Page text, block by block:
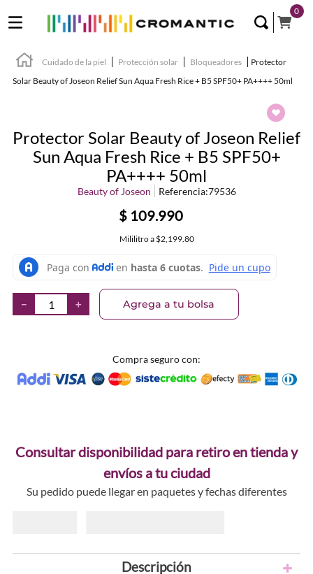
0
Cuidado de la piel Protección solar Bloqueadores
Protector
Solar Beauty of Joseon Relief Sun Aqua Fresh Rice + B5 SPF50+ PA++++ 50ml
Protector Solar Beauty of Joseon Relief
Sun Aqua Fresh Rice + B5 SPF50+
PA++++ 50ml
Beauty of Joseon Referencia:79536
$ 109.990
Mililitroa $2,199.80
＋
－ Agrega a tu bolsa
Compra seguro con:
Consultar disponibilidad para retiro en tienda y
envíos a tu ciudad
Su pedido puede llegar en paquetes y fechas diferentes
Descripción